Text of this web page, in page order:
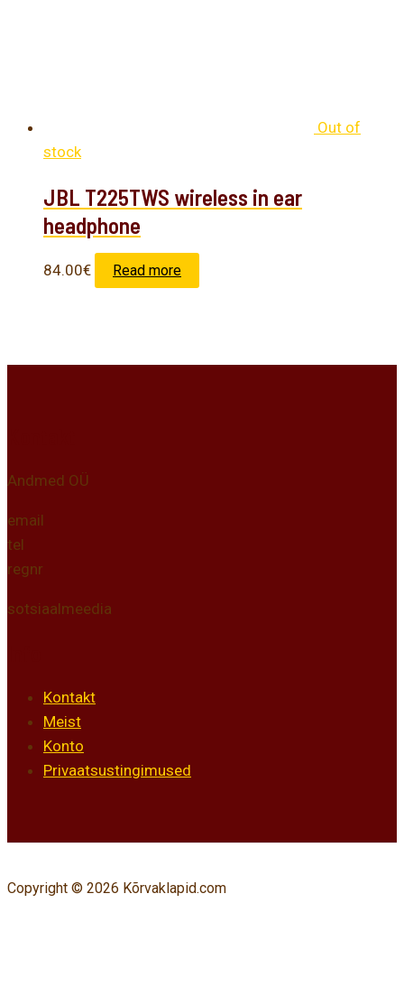
Out of
stock
JBL T225TWS wireless in ear
headphone
84.00€ Read more
Andmed OÜ
email
tel
regnr
sotsiaalmeedia
Kontakt
Meist
Konto
Privaatsustingimused
Copyright © 2026 Kõrvaklapid.com